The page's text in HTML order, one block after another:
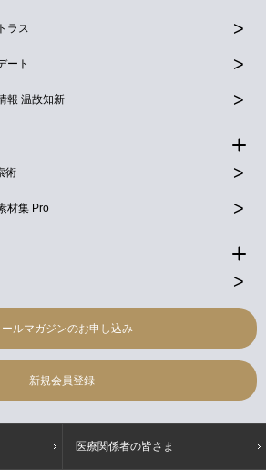
ラス
ート
報 温故知新
術
材集 Pro
ールマガジンのお申し込み
新規会員登録
医療関係者の皆さま